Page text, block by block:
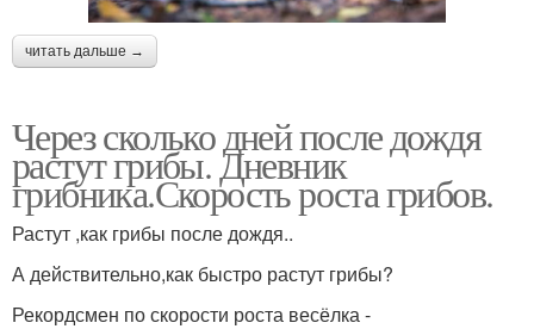
читать дальше →
Через сколько дней после дождя
растут грибы. Дневник
грибника.Скорость роста грибов.
Растут ,как грибы после дождя..
А действительно,как быстро растут грибы?
Рекордсмен по скорости роста весёлка -